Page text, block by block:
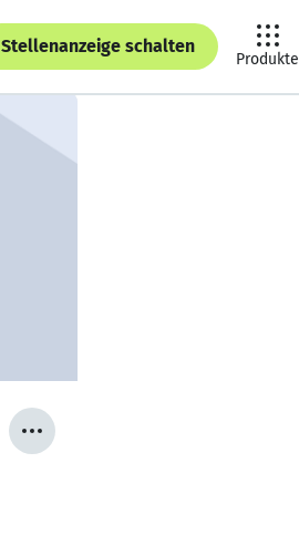
Stellenanzeige schalten
Produkte